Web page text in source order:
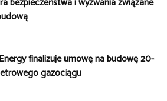
finalizuje umowę na budowę 20-
gazociągu